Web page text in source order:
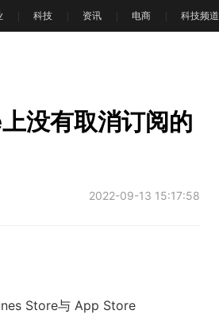
科技 资讯 电商 科技频道
没有取消订阅的
2022-09-13 15:17:58
Store与 App Store